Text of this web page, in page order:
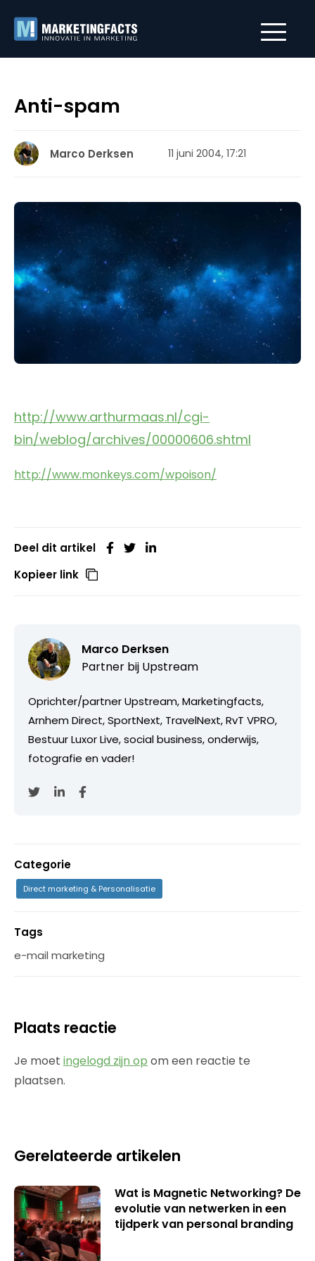
Anti-spam
Marco Derksen 11 juni 2004, 17:21
http://www.arthurmaas.nl/cgi-
bin/weblog/archives/00000606.shtml
http://www.monkeys.com/wpoison/
Deel dit artikel
Kopieer link
Marco Derksen
Partner bij Upstream
Oprichter/partner Upstream, Marketingfacts,
Arnhem Direct, SportNext, TravelNext, RvT VPRO,
Bestuur Luxor Live, social business, onderwijs,
fotografie en vader!
Categorie
Direct marketing & Personalisatie
Tags
e-mail marketing
Plaats reactie
Je moet ingelogd zijn op om een reactie te
plaatsen.
Gerelateerde artikelen
Wat is Magnetic Networking? De
evolutie van netwerken in een
tijdperk van personal branding